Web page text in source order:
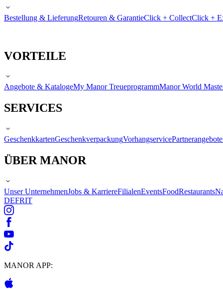
Bestellung & LieferungRetouren & GarantieClick + CollectClick +
VORTEILE
Angebote & KatalogeMy Manor TreueprogrammManor World
SERVICES
GeschenkkartenGeschenkverpackungVorhangservicePartnerangebote
ÜBER MANOR
Unser UnternehmenJobs & KarriereFilialenEventsFoodRestaurants
DEFRIT
MANOR APP: